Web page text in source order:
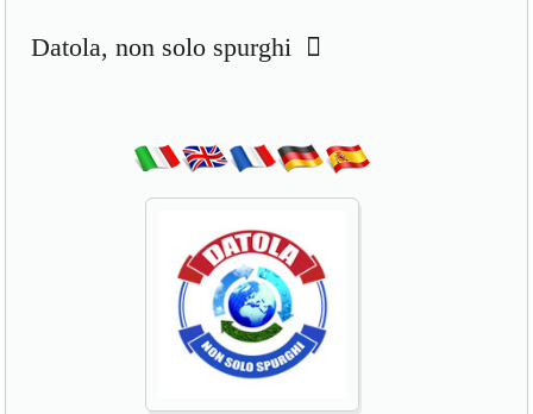
Datola, non solo spurghi